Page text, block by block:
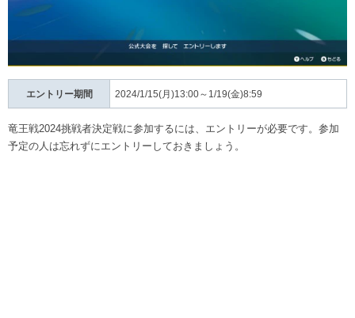
エントリー期間 2024/1/15(月)13:00～1/19(金)8:59
竜王戦2024挑戦者決定戦に参加するには、エントリーが必要です。参加
予定の人は忘れずにエントリーしておきましょう。